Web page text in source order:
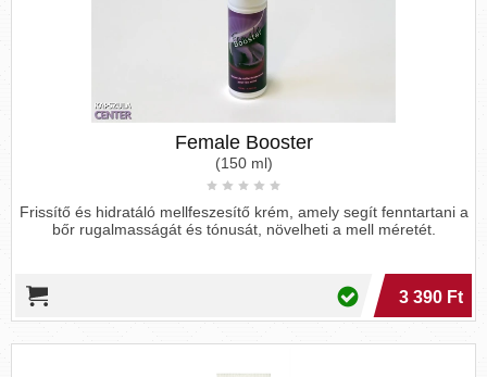
Female Booster
(150 ml)
Frissítő és hidratáló mellfeszesítő krém, amely segít fenntartani a
bőr rugalmasságát és tónusát, növelheti a mell méretét.
3 390 Ft